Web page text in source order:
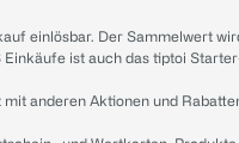
einlösbar. Der Sammelwert
Einkäufe ist auch das tiptoi
anderen Aktionen und